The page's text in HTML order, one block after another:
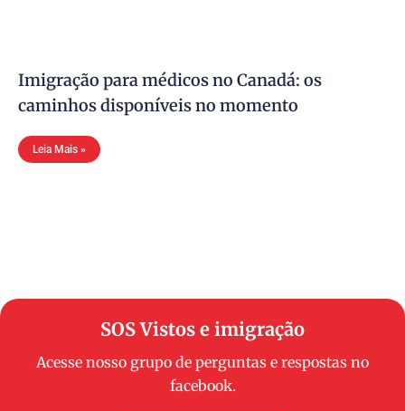
Imigração para médicos no Canadá: os
caminhos disponíveis no momento
Leia Mais »
SOS Vistos e imigração
Acesse nosso grupo de perguntas e respostas no
facebook.